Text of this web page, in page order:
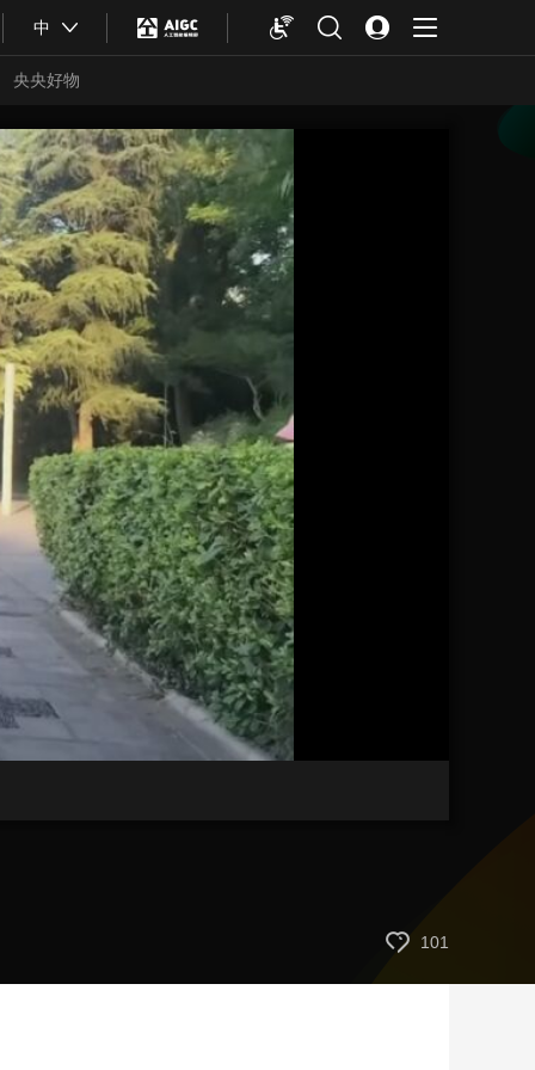
中
央央好物
体育 亚冬会
艺术 汽车 数智 5G 产业+
时尚 天气 才艺 网展 央央好物
101